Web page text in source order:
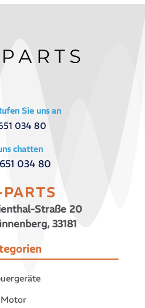
Sie uns an
034 80
chatten
034 80
Straße 20
33181
Motor